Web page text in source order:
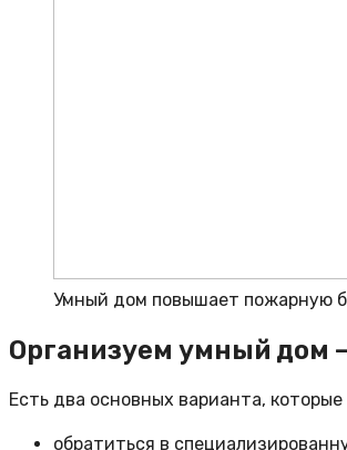
Умный дом повышает пожарную
Организуем умный дом
Есть два основных варианта,
обратиться в